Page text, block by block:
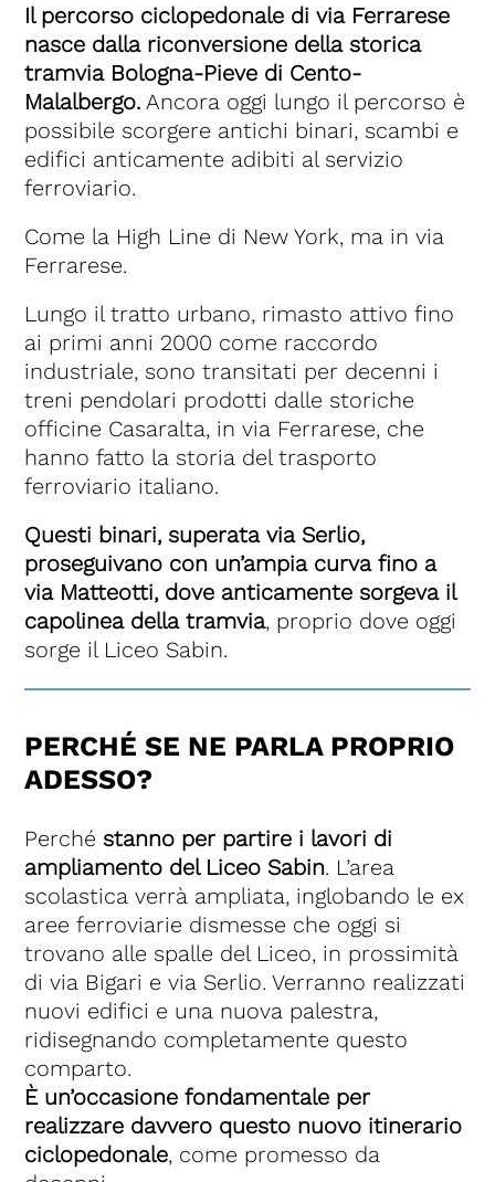
Il percorso ciclopedonale di via Ferrarese
nasce dalla riconversione della storica
tramvia Bologna-Pieve di Cento-
Malalbergo. Ancora oggi lungo il percorso è
possibile scorgere antichi binari, scambi e
edifici anticamente adibiti al servizio
ferroviario.
Come la High Line di New York, ma in via
Ferrarese.
Lungo il tratto urbano, rimasto attivo fino
ai primi anni 2000 come raccordo
industriale, sono transitati per decenni i
treni pendolari prodotti dalle storiche
officine Casaralta, in via Ferrarese, che
hanno fatto la storia del trasporto
ferroviario italiano.
Questi binari, superata via Serlio,
proseguivano con un’ampia curva fino a
via Matteotti, dove anticamente sorgeva il
capolinea della tramvia, proprio dove oggi
sorge il Liceo Sabin.
PERCHÉ SE NE PARLA PROPRIO
ADESSO?
Perché stanno per partire i lavori di
ampliamento del Liceo Sabin. L’area
scolastica verrà ampliata, inglobando le ex
aree ferroviarie dismesse che oggi si
trovano alle spalle del Liceo, in prossimità
di via Bigari e via Serlio. Verranno realizzati
nuovi edifici e una nuova palestra,
ridisegnando completamente questo
comparto.
È un’occasione fondamentale per
realizzare davvero questo nuovo itinerario
ciclopedonale, come promesso da